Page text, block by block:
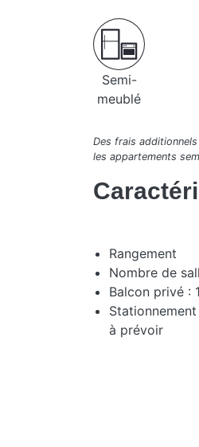
Semi-
meublé
Des frais additionnels
les appartements
Rangement
Nombre de
Balcon privé : 1
à prévoir